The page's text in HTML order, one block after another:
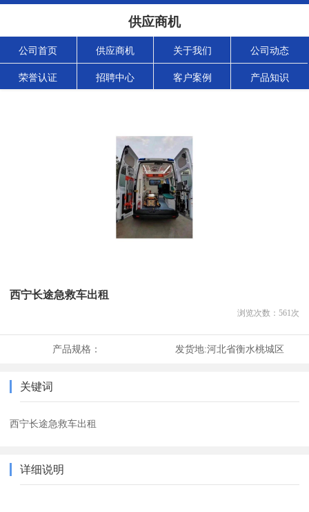
供应商机
公司首页 供应商机 关于我们 公司动态
荣誉认证 招聘中心 客户案例 产品知识
西宁长途急救车出租
浏览次数： 561次
产品规格： 发货地:河北省衡水桃城区
关键词
西宁长途急救车出租
详细说明